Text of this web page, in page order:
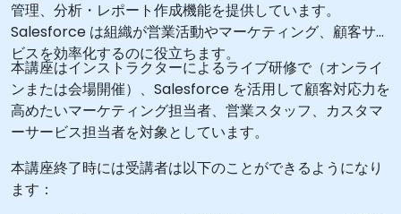
管理、分析・レポート作成機能を提供しています。
Salesforce は組織が営業活動やマーケティング、顧客サー
ビスを効率化するのに役立ちます。
本講座はインストラクターによるライブ研修で（オンライ
ンまたは会場開催）、Salesforce を活用して顧客対応力を
高めたいマーケティング担当者、営業スタッフ、カスタマ
ーサービス担当者を対象としています。
本講座終了時には受講者は以下のことができるようになり
ます：